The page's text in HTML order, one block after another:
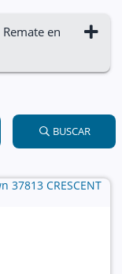
Remate en
BUSCAR